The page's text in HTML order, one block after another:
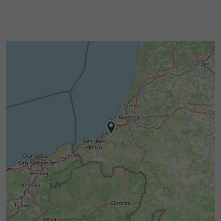
Las pieles de curtido vegetal, mineral y pescado
provienen exclusivamente
de Francia, Italia o
Cerise ha optado por utilizar
principalmente
materiales de fabricación
francesa
productos no contaminantes, como
pegamento a base de agua. El tejido de corcho
proviene directamente de un productor
portugués ecorresponsable.
Cerise mantiene su compromiso con la
investigación y el desarrollo de nuevos
materiales vegetales derivados de frutas